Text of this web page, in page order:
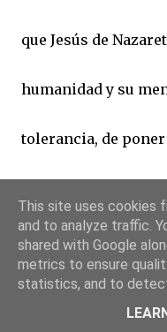
que Jesús de
humanidad y su
tolerancia, de
nuestra gente me
demás me parece
This site uses cookies
and to analyze traffic.
shared with Google
metrics to ensure
statistics, and to